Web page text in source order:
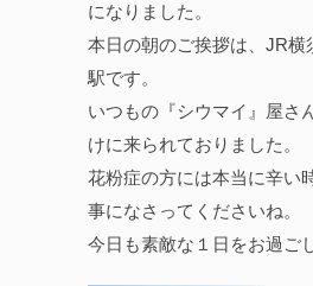
になりました。
本日の朝のご挨拶は、JR横
駅です。
いつもの『シウマイ』屋さ
けに来られておりました。
花粉症の方には本当に辛い
事になさってくださいね。
今日も素敵な１日をお過ご